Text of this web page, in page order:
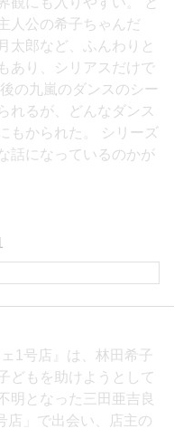
人公の希子ちゃんだ
太郎など、ふんわりと
あり、シリアスだけで
の九嵐のダンスのシー
れるが、どんなダンス
もかられた。 シリーズ
話になっているのかが
1号店』は、林田希子
どもを助けようとして
明となった三田亜吉良
店」で出会い、店主の